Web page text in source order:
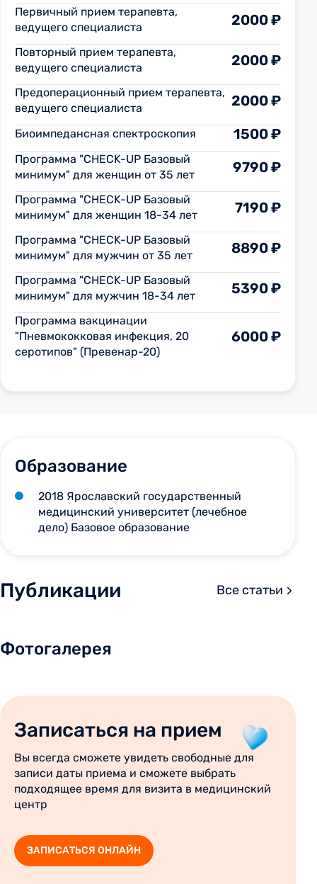
Первичный прием терапевта,
ведущего специалиста
2000 ₽
Повторный прием терапевта,
ведущего специалиста
2000 ₽
Предоперационный прием терапевта,
ведущего специалиста
2000 ₽
Биоимпедансная спектроскопия 1500 ₽
Программа "CHECK-UP Базовый
минимум" для женщин от 35 лет
9790 ₽
Программа "CHECK-UP Базовый
минимум" для женщин 18-34 лет
7190 ₽
Программа "CHECK-UP Базовый
минимум" для мужчин от 35 лет
8890 ₽
Программа "CHECK-UP Базовый
минимум" для мужчин 18-34 лет
5390 ₽
Программа вакцинации
"Пневмококковая инфекция, 20
серотипов" (Превенар-20)
6000 ₽
Образование
2018 Ярославский государственный
медицинский университет (лечебное
дело) Базовое образование
Публикации Все статьи
Фотогалерея
Записаться на прием
Вы всегда сможете увидеть свободные для
записи даты приема и сможете выбрать
подходящее время для визита в медицинский
центр
ЗАПИСАТЬСЯ ОНЛАЙН